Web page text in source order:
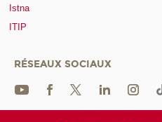
Istna
ITIP
RÉSEAUX SOCIAUX